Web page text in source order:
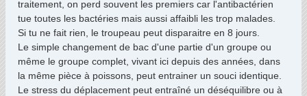
traitement, on perd souvent les premiers car l'antibactérien
tue toutes les bactéries mais aussi affaibli les trop malades.
Si tu ne fait rien, le troupeau peut disparaitre en 8 jours.
Le simple changement de bac d'une partie d'un groupe ou
même le groupe complet, vivant ici depuis des années, dans
la même pièce à poissons, peut entrainer un souci identique.
Le stress du déplacement peut entraîné un déséquilibre ou à